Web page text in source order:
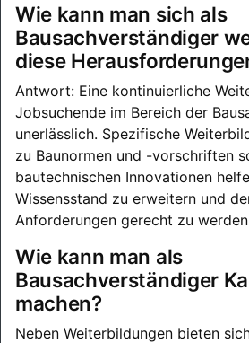
Wie kann man sich als
Bausachverständiger
diese
Antwort: Eine kontinuierliche
Jobsuchende im Bereich der
unerlässlich. Spezifische
zu Baunormen und -vorschriften
bautechnischen Innovationen
Wissensstand zu erweitern und
Anforderungen gerecht zu
Wie kann man als
Bausachverständiger
machen?
Neben Weiterbildungen bieten